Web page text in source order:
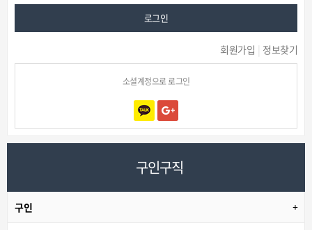
로그인
회원가입 정보찾기
소셜계정으로 로그인
구인구직
구인